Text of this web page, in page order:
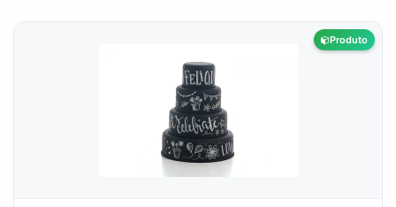
Produto